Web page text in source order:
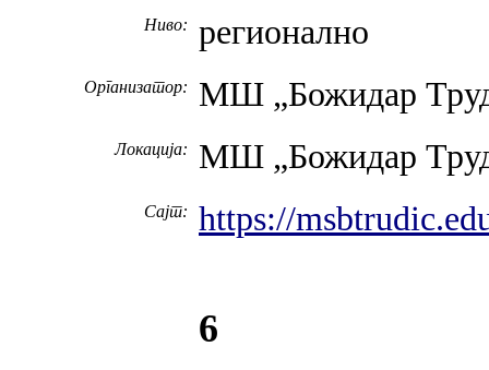
Ниво: регионално
Организатор: МШ „Божидар
Локација: МШ „Божидар
Сајт: https://
6